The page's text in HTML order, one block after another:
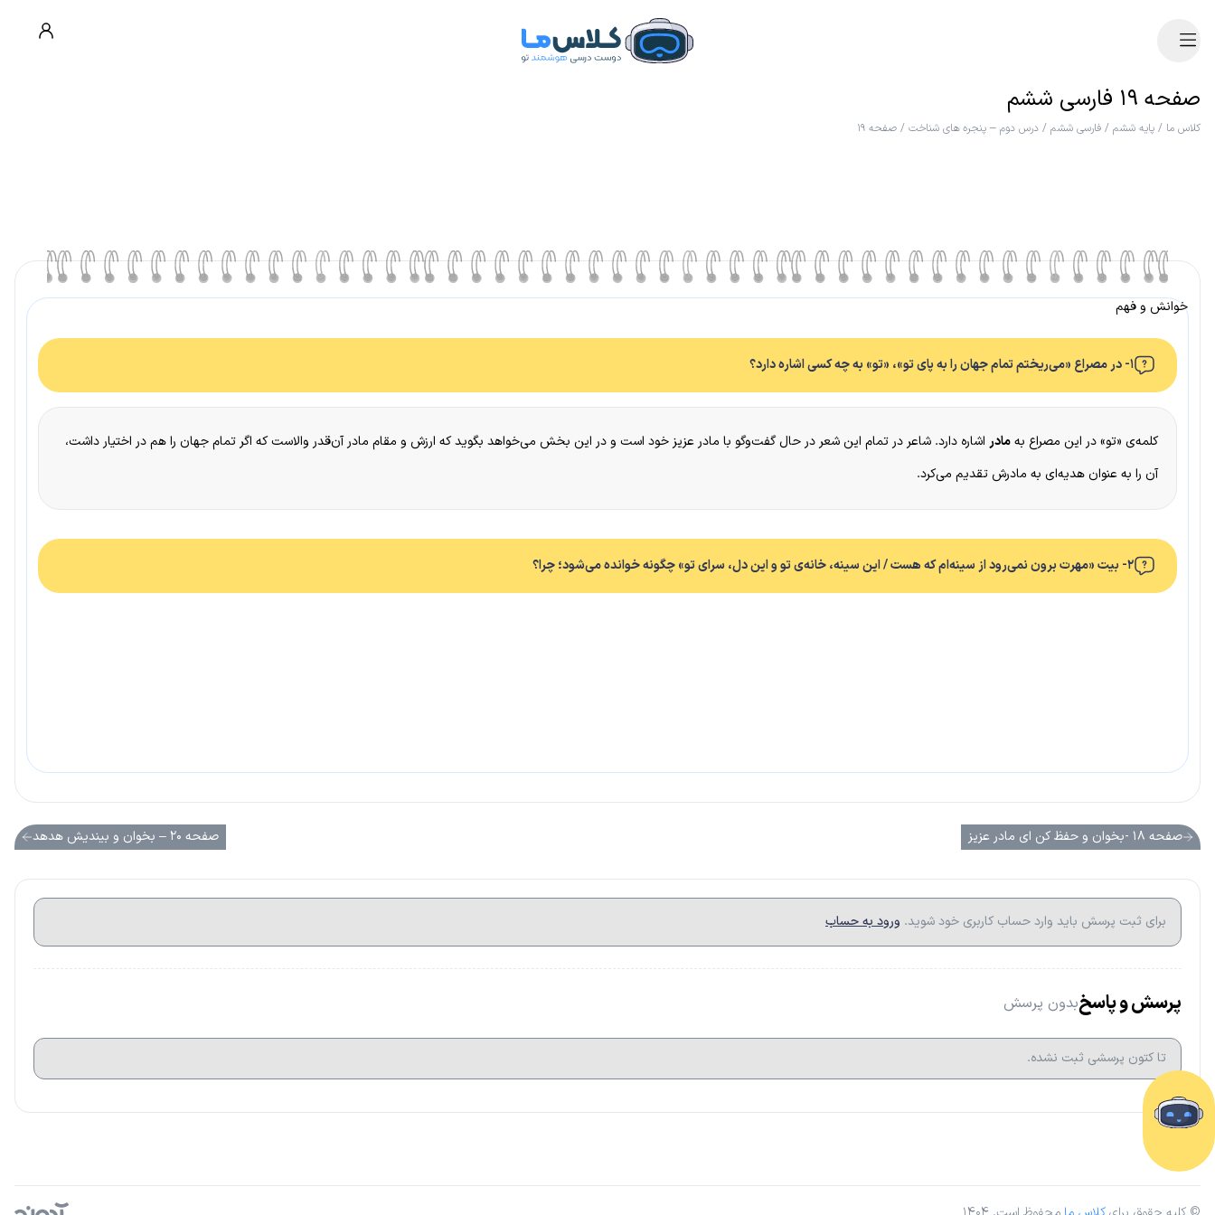
صفحه ۱۹ فارسی ششم
کلاس ما / پایه ششم / فارسی ششم / درس دوم – پنجره های شناخت / صفحه ۱۹
خوانش و فهم
۱- در مصراع «می‌ریختم تمام جهان را به پای تو»، «تو» به چه کسی اشاره دارد؟
کلمه‌ی «تو» در این مصراع بهمادر اشاره دارد. شاعر در تمام این شعر در حال گفت‌وگو با مادر عزیز خود است و در این بخش می‌خواهد بگوید که ارزش و مقام مادر آن‌قدر والاست که اگر تمام جهان را هم در اختیار داشت،
آن را به عنوان هدیه‌ای به مادرش تقدیم می‌کرد.
۲- بیت «مهرت برون نمی‌رود از سینه‌ام که هست / این سینه، خانه‌ی تو و این دل، سرای تو» چگونه خوانده می‌شود؛ چرا؟
صفحه ۱۸ -بخوان و حفظ کن ای مادر عزیز صفحه ۲۰ – بخوان و بیندیش هدهد
برای ثبت پرسش باید وارد حساب کاربری خود شوید. ورود به حساب
پرسش و پاسخبدون پرسش
تا کتون پرسشی ثبت نشده.